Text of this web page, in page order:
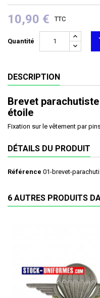
10,90 € TTC
Quantité
DESCRIPTION
Brevet
étoile
Fixation sur le vêtement par
DÉTAILS DU PRODUIT
Référence 01-brevet-
6 AUTRES PRODUITS